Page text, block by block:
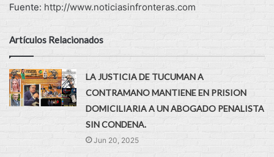
Fuente: http://www.noticiasinfronteras.com
Artículos Relacionados
LA JUSTICIA DE TUCUMAN A
CONTRAMANO MANTIENE EN PRISION
DOMICILIARIA A UN ABOGADO PENALISTA
SIN CONDENA.
Jun 20, 2025